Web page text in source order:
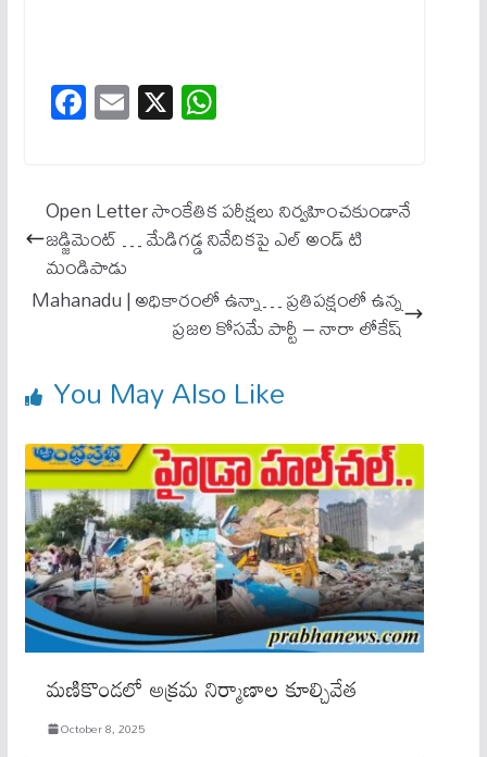
Fa
ce
ok
E
m
X W
ha
A
pp
Open Letter సాంకేతిక ప‌రీక్ష‌లు నిర్వ‌హించ‌కుండానే
జ‌డ్జిమెంట్ … మేడిగ‌డ్డ నివేదిక‌పై ఎల్ అండ్ టి
మండిపాడు
Mahanadu | అధికారంలో ఉన్నా… ప్ర‌తిప‌క్షంలో ఉన్న
ప్ర‌జ‌ల కోస‌మే పార్టీ – నారా లోకేష్
You May Also Like
మ‌ణికొండ‌లో అక్ర‌మ నిర్మాణాల కూల్చివేత‌
October 8, 2025